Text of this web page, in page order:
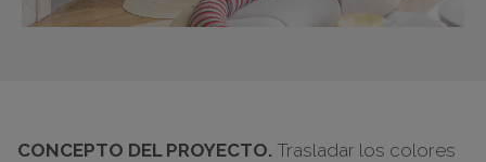
CONCEPTO DEL PROYECTO. Trasladar los colores